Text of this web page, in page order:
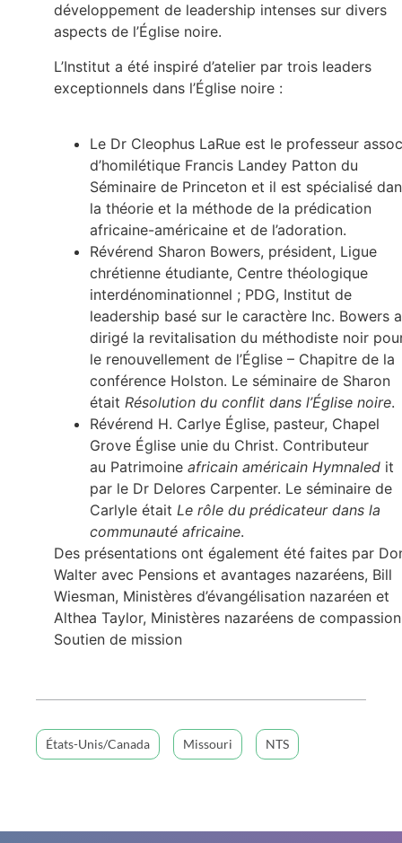
développement de leadership intenses sur divers
aspects de l’Église noire.
L’Institut a été inspiré d’atelier par trois leaders
exceptionnels dans l’Église noire :
Le Dr Cleophus LaRue est le professeur
d’homilétique Francis Landey Patton du
Séminaire de Princeton et il est spécialisé
la théorie et la méthode de la prédication
africaine-américaine et de l’adoration.
Révérend Sharon Bowers, président, Ligue
chrétienne étudiante, Centre théologique
interdénominationnel ; PDG, Institut de
leadership basé sur le caractère Inc. Bowers a
dirigé la revitalisation du méthodiste noir
le renouvellement de l’Église – Chapitre de la
conférence Holston. Le séminaire de Sharon
était Résolution du conflit dans l’Église noire.
Révérend H. Carlye Église, pasteur, Chapel
Grove Église unie du Christ. Contributeur
au Patrimoine africain américain Hymnaled it
par le Dr Delores Carpenter. Le séminaire de
Carlyle était Le rôle du prédicateur dans la
communauté africaine.
Des présentations ont également été faites par
Walter avec Pensions et avantages nazaréens, Bill
Wiesman, Ministères d’évangélisation nazaréen et
Althea Taylor, Ministères nazaréens de
Soutien de mission
États-Unis/Canada Missouri NTS